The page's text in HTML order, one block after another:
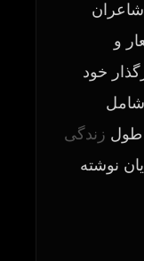
یکی از شاعران
و
خود
طول زندگی
نوشته